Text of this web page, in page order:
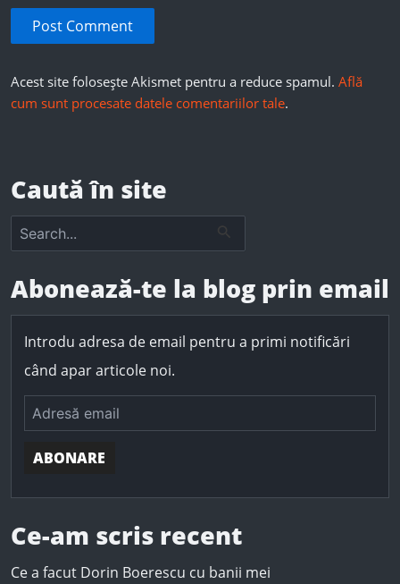
Acest site folosește Akismet pentru a reduce spamul. Află
cum sunt procesate datele comentariilor tale.
Caută în site
c
h
Abonează-te la blog prin email
Introdu adresa de email pentru a primi notificări
când apar articole noi.
ABONARE
Ce-am scris recent
Ce a facut Dorin Boerescu cu banii mei